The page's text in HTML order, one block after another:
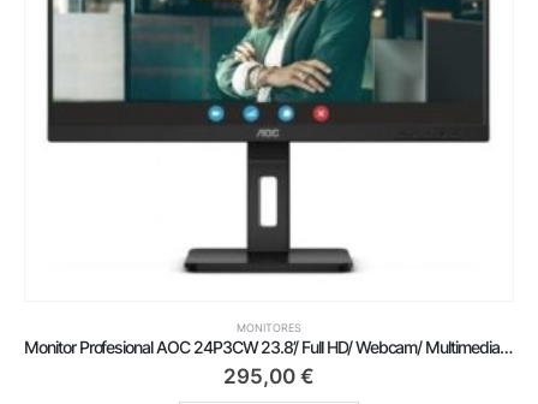
MONITORES
Monitor Profesional AOC 24P3CW 23.8’/ Full HD/ Webcam/ Multimedia/ Regulable en altura/ Negro
295,00 €